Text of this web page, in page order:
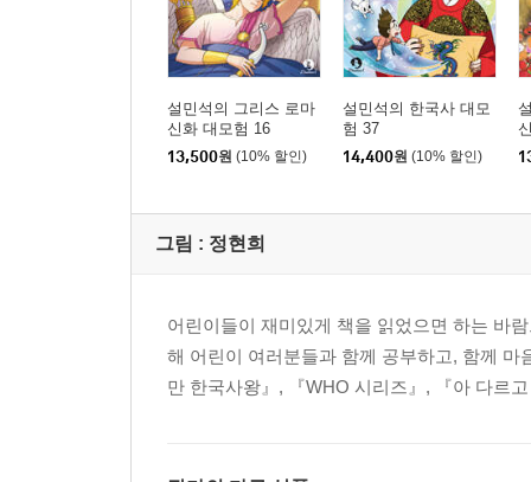
설민석의 그리스 로마
신화 대모험 16
13,500원 (10% 할인)
설민석의 한국사 대모
험 37
14,400원 (10% 할인)
그림 : 정현희
어린이들이 재미있게 책을 읽었으면 하는 바
해 어린이 여러분들과 함께 공부하고, 함께
만 한국사왕』, 『WHO 시리즈』, 『아 다르